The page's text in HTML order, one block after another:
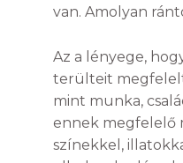
van. Amolyan
Az a lényege,
terülteit
mint munka,
ennek megfelelő
színekkel,